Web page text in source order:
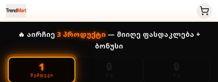
🔥 აირჩიე 3პროდუქტი— მიიღე ფასდაკლება +
ბონუსი
1
ᲨᲔᲛᲓᲔᲒᲘ